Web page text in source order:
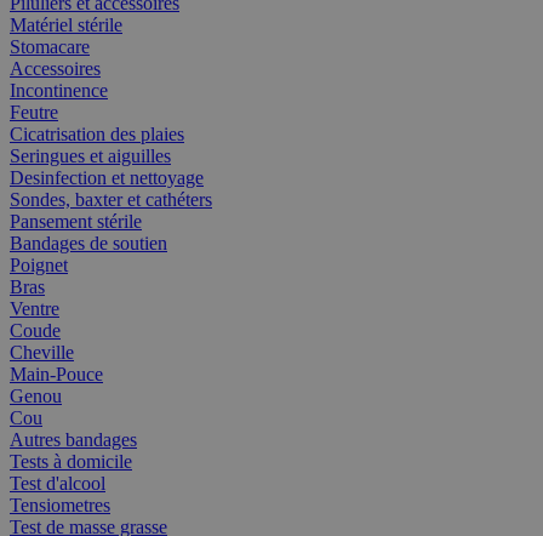
Matériel stérile
Stomacare
Accessoires
Incontinence
Feutre
Cicatrisation des plaies
Seringues et aiguilles
Desinfection et nettoyage
Sondes, baxter et cathéters
Pansement stérile
Bandages de soutien
Poignet
Bras
Ventre
Coude
Cheville
Main-Pouce
Genou
Cou
Autres bandages
Tests à domicile
Test d'alcool
Tensiometres
Test de masse grasse